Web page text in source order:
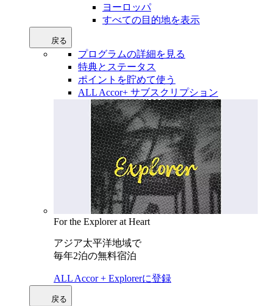
ヨーロッパ
すべての目的地を表示
戻る
プログラムの詳細を見る
特典とステータス
ポイントを貯めて使う
ALL Accor+ サブスクリプション
For the Explorer at Heart
アジア太平洋地域で
毎年2泊の無料宿泊
ALL Accor + Explorerに登録
戻る